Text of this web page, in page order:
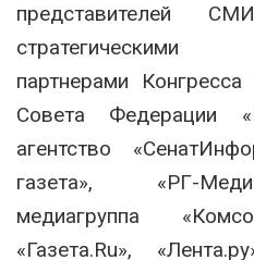
представителей
стратегическими
партнерами Конгресса
Совета Федерации
агентство
газета», «РГ-
медиагруппа
«Газета.Ru»,